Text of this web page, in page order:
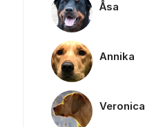
Åsa
Annika
Veronica